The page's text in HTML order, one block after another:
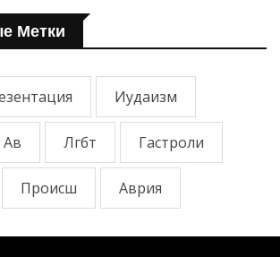
Метки
Иудаизм
Ав Лгбт Гастроли
Происш Аврия